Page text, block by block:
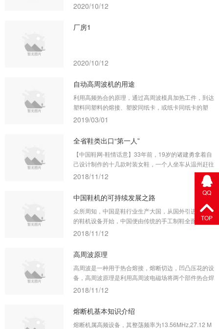
2020/10/12
厂房1
2020/10/12
自动高周波机的用途
利用高频热合的原理，通过高周波模具加热工件，到达
塑料同塑料的熔接、塑胶同纸卡，或纸卡同纸卡的塑
接，被熔接的纸卡通常在印刷时表面被涂上一层PVC或
一体。
2019/03/01
全省鞋类出口“第一人”
【中国鞋网-鞋情话意】33年前，19岁的诸建勇拿着自
己设计制作的十几款时装女鞋，一个人坐车从温州赶往
杭州，再坐船辗转到苏州，最终完成了人生的第一笔3
多人的家庭小作坊做成6500多人、年产2500多万双的
鞋业集团，成为连续1
2018/11/12
中国鞋机的可持续发展之路
众所周知，中国是鞋行业生产大国，从国外引进最基本
的鞋机设备开始，中国便由传统的手工制鞋全面发展到
机械制鞋，加上中国地产丰富，制鞋行业便迅速发展成
2018/11/12
高周波原理
高周波是一种用于热合熔接，熔断切边，凹凸压花的设
备，高周波原理是利用高周波电磁场将两个部件热合焊
接在一起或单个产品材料上熔接与熔断切边，凹凸压
车脚垫，充气塑胶艇，尿袋/输液袋/引流袋/氧气袋，防
水帆布，帐篷，雨
2018/11/12
熔断机基本知识介绍
熔断机属高频设备，其整荡频率为13.56MHz,27.12 M
QQ
TOP